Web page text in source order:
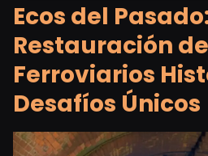
Ecos del
Restauración
Ferroviarios
Desafíos Únicos